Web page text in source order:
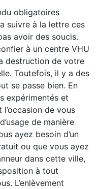
obligatoires
suivre à la lettre ces
avoir des soucis.
à un centre VHU
destruction de votre
Toutefois, il y a des
se passe bien. En
expérimentés et
de vous
de manière
ayez besoin d’un
ou que vous ayez
dans cette ville,
à tout
L’enlèvement